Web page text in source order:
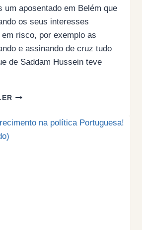
um aposentado em Belém que
os seus interesses
risco, por exemplo as
e assinando de cruz tudo
de Saddam Hussein teve
O
DA